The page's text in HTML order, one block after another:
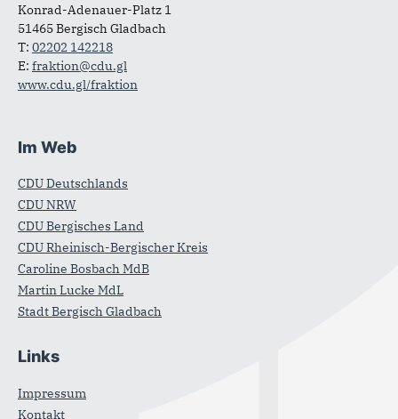
Konrad-Adenauer-Platz 1
51465 Bergisch Gladbach
T: 02202 142218
E: fraktion@cdu.gl
www.cdu.gl/fraktion
Im Web
CDU Deutschlands
CDU NRW
CDU Bergisches Land
CDU Rheinisch-Bergischer Kreis
Caroline Bosbach MdB
Martin Lucke MdL
Stadt Bergisch Gladbach
Links
Impressum
Kontakt